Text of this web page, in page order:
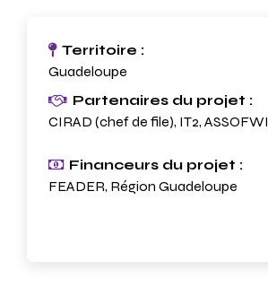
Territoire :
Guadeloupe
Partenaires du projet :
CIRAD (chef de file), IT2, ASSOFWI
Financeurs du projet :
FEADER, Région Guadeloupe